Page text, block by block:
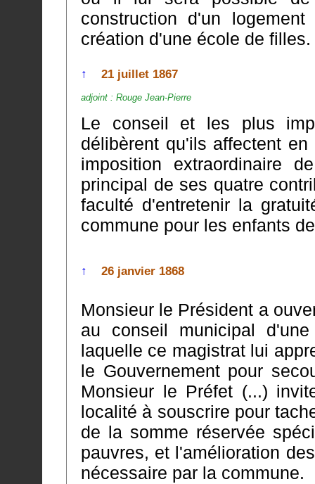
construction d'un logement convenable pour l'institutrice de la
création d'une école de filles.
↑ 21 juillet 1867
adjoint : Rouge Jean-Pierre
Le conseil et les plus
délibèrent qu'ils affectent en sus des ressources
imposition extraordinaire
principal de ses quatre contributions directes, à l'effet d'user de la
faculté d'entretenir la gratuité entière de
commune pour les enfants
↑ 26 janvier 1868
Monsieur le Président a
au conseil municipal d'une lettre de
laquelle ce magistrat lui
le Gouvernement pour secourir les pauvres de la commune (...)
Monsieur le Préfet (...) invite
localité à souscrire pour
de la somme réservée spécialement pour les soulagements des
pauvres, et l'amélioration
nécessaire par la commune.